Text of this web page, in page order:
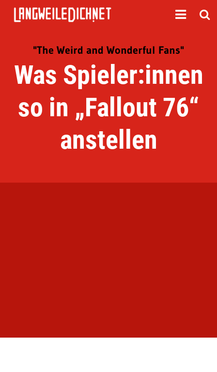
"The Weird and Wonderful Fans"
Was Spieler:innen
so in „Fallout 76“
anstellen